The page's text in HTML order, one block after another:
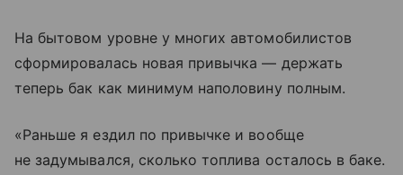
На бытовом уровне у многих автомобилистов
сформировалась новая привычка — держать
теперь бак как минимум наполовину полным.
«Раньше я ездил по привычке и вообще
не задумывался, сколько топлива осталось в баке.